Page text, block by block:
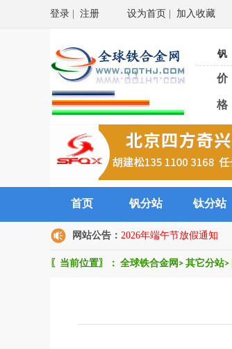
登录 注册 设为首页 加入收藏
钒
价
格
首页 钒分站 钛分站
网站公告： 2026年端午节放假通知
〖当前位置〗： 全球铁合金网 > 其它分站>